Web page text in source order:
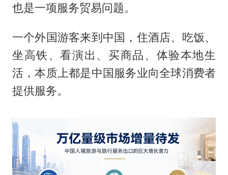
也是一项服务贸易问题。
一个外国游客来到中国，住酒店、吃饭、
坐高铁、看演出、买商品、体验本地生
活，本质上都是中国服务业向全球消费者
提供服务。